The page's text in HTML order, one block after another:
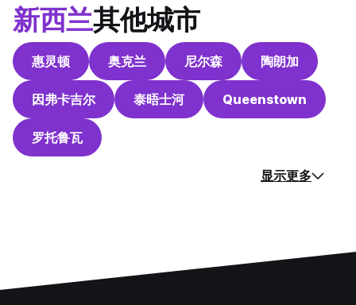
新西兰其他城市
惠灵顿 奥克兰 尼尔森 陶朗加
因弗卡吉尔 泰晤士河 Queenstown
罗托鲁瓦
显示更多